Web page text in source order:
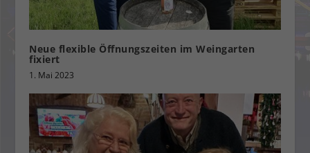
Neue flexible Öffnungszeiten im Weingarten
fixiert
1. Mai 2023